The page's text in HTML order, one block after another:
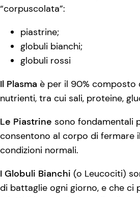
“corpuscolata”:
piastrine;
globuli bianchi;
globuli rossi
Il Plasma è per il 90% composto
nutrienti, tra cui sali, proteine,
Le Piastrine sono fondamentali
consentono al corpo di fermare
condizioni normali.
I Globuli Bianchi (o Leucociti)
di battaglie ogni giorno, e che